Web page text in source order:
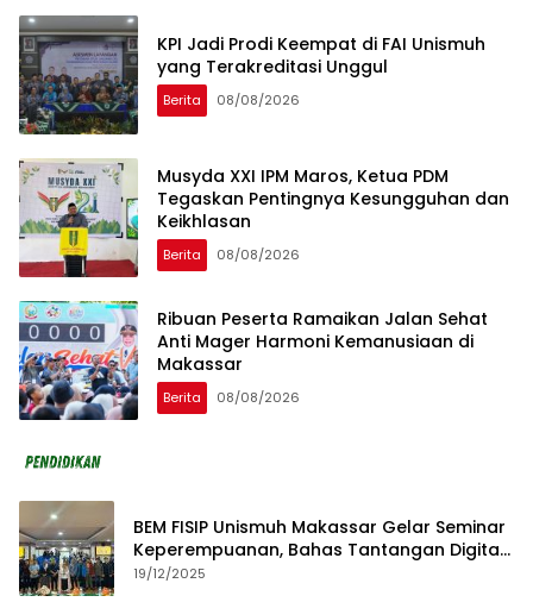
KPI Jadi Prodi Keempat di FAI Unismuh
yang Terakreditasi Unggul
Berita 08/08/2026
Musyda XXI IPM Maros, Ketua PDM
Tegaskan Pentingnya Kesungguhan dan
Keikhlasan
Berita 08/08/2026
Ribuan Peserta Ramaikan Jalan Sehat
Anti Mager Harmoni Kemanusiaan di
Makassar
Berita 08/08/2026
BEM FISIP Unismuh Makassar Gelar Seminar
Keperempuanan, Bahas Tantangan Digital
dan Budaya Lokal
19/12/2025